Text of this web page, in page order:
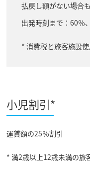
払戻し額がない場合
出発時刻まで：60％
* 消費税と旅客施設
小児割引*
運賃額の25％割引
* 満2歳以上12歳未満の旅